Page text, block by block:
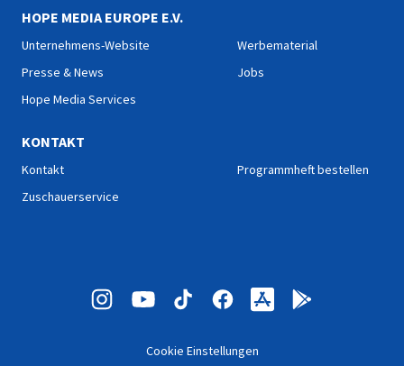
HOPE MEDIA EUROPE E.V.
Unternehmens-Website
Presse & News
Hope Media Services
Werbematerial
Jobs
KONTAKT
Kontakt
Zuschauerservice
Programmheft bestellen
Cookie Einstellungen